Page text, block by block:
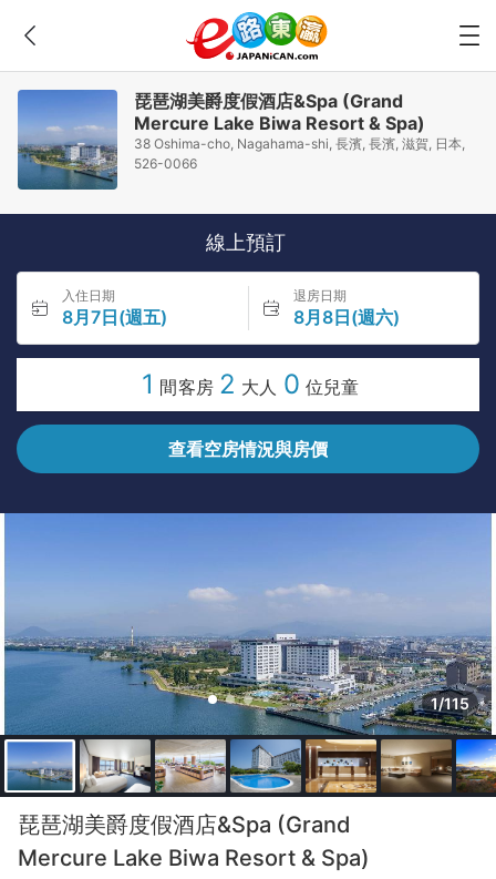
琵琶湖美爵度假酒店&Spa (Grand
Mercure Lake Biwa Resort & Spa)
38 Oshima-cho, Nagahama-shi, 長濱, 長濱, 滋賀, 日本,
526-0066
線上預訂
入住日期
8月7日(週五)
退房日期
8月8日(週六)
1 間客房 2 大人 0 位兒童
查看空房情況與房價
1/115
琵琶湖美爵度假酒店&Spa (Grand
Mercure Lake Biwa Resort & Spa)